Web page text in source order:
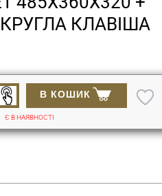
КЛАВІША
В КОШИК
Є В НАЯВНОСТІ